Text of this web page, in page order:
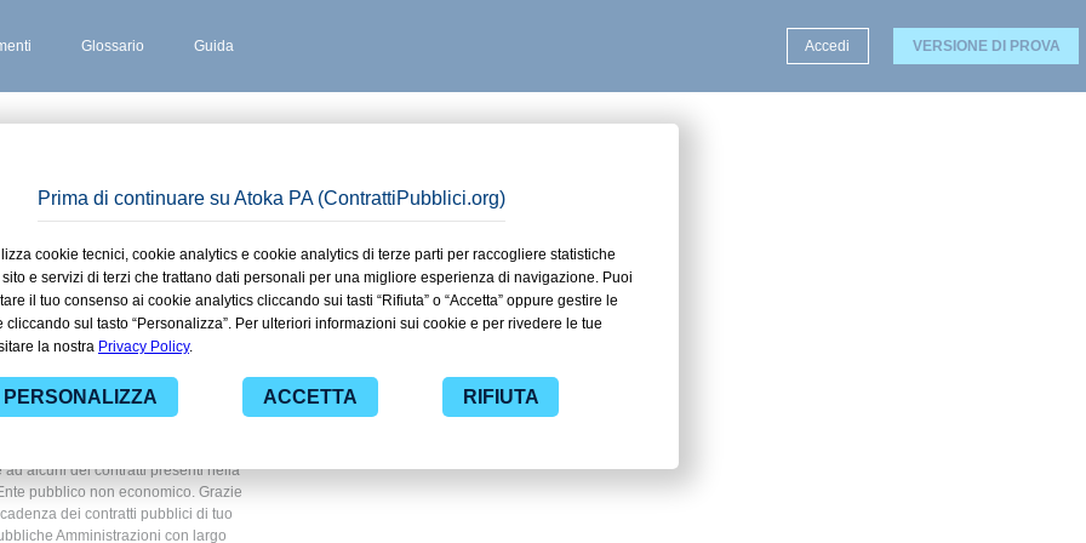
Glossario Guida Accedi VERSIONE DI PROVA
in
non
alcuni dei contratti presenti nella
pubblico non economico. Grazie
dei contratti pubblici di tuo
Amministrazioni con largo